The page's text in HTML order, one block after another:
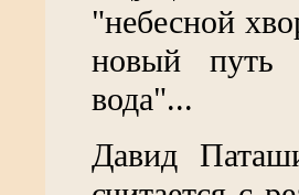
"небесной
новый путь
вода"...
Давид